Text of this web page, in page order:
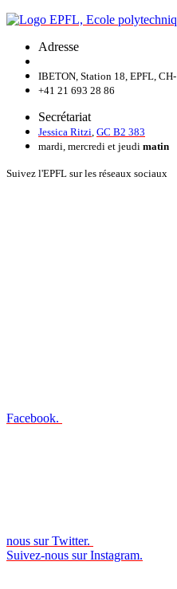
Adresse
IBETON, Station 18, EPFL,
+41 21 693 28 86
Secrétariat
Jessica Ritzi GC B2 383
mardi, mercredi et jeudi matin
Suivez l'EPFL sur les réseaux sociaux
Facebook.
nous sur Twitter.
Suivez-nous sur Instagram.